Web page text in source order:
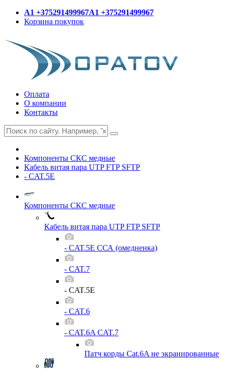
A1 +375291499967A1 +375291499967
Корзина покупок
Оплата
О компании
Контакты
Компоненты СКС медные
Кабель витая пара UTP FTP SFTP
- CAT.5E
Компоненты СКС медные
Кабель витая пара UTP FTP SFTP
- CAT.5E ССА (омедненка)
- CAT.7
- CAT.5E
- CAT.6
- CAT.6A CAT.7
Патч корды Cat.6A не экранированные